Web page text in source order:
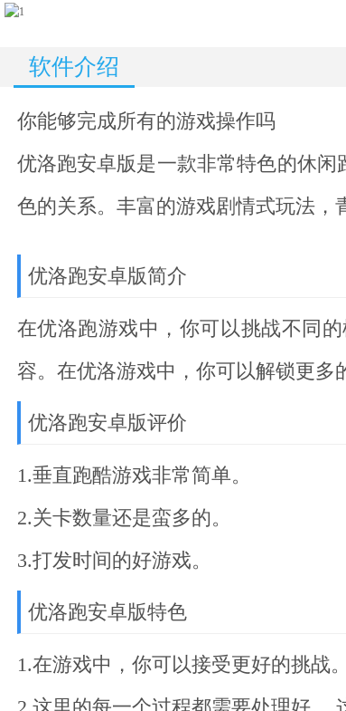
软件介绍
你能够完成所有的游戏操作吗
优洛跑安卓版是一款非常特色的休闲
色的关系。丰富的游戏剧情式玩法，
优洛跑安卓版简介
在优洛跑游戏中，你可以挑战不同
容。在优洛游戏中，你可以解锁更多
优洛跑安卓版评价
1.垂直跑酷游戏非常简单。
2.关卡数量还是蛮多的。
3.打发时间的好游戏。
优洛跑安卓版特色
1.在游戏中，你可以接受更好的挑战